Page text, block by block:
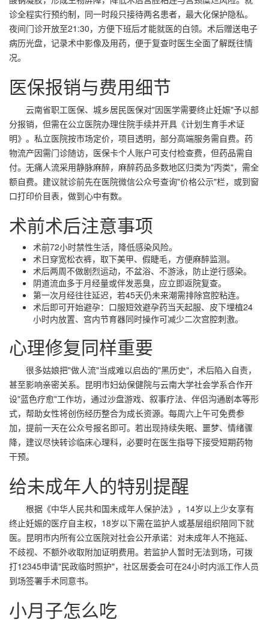
诊全程实行预约制，同一时段只接待两名患者，最大化保护隐私。
夜间门诊开放至21:30，方便下班后才能就医的白领。术后赠送电子
病历光盘，记录术中影像及用药，便于复查时医生全面了解既往情
况。
医保报销与费用细节
云南省职工医保、城乡居民医保对"因医学需要终止妊娠"予以部
分报销，但需在公立医院办理住院手续并开具《计划生育手术证
明》。私立医院按市场定价，项目透明，部分高端服务需自费。药
物流产因需门诊随访，医保卡个人账户可支付检查费，但药品需自
付。无痛人流采用静脉麻醉，麻醉药品多数地区归类为"丙类"，需全
额自费。建议就诊前先在医院微信公众号查询"价格公示"栏，或到窗
口打印价目表，做到心中有数。
术前术后注意事项
术前72小时禁性生活，降低感染风险。
术日穿宽松衣裤，取下美甲、假睫毛，方便麻醉监测。
术后两周不做剧烈运动，不盆浴、不游泳，防止逆行感染。
阴道流血多于月经量或伴发恶臭，应立即返院复查。
第一次月经往往延迟，若45天仍未来潮需排除宫腔粘连。
术后即可开始避孕：口服短效避孕药当天起服、皮下埋植24
小时内放置、宫内节育器同时操作可减少二次宫腔刺激。
心理修复同样重要
很多姑娘把"做人流"当成难以启齿的"黑历史"，术后陷入自责，
甚至影响亲密关系。昆明市妇幼保健院与云南大学社会学系合作开
设"蓝色疗愈"工作坊，通过沙盘游戏、叙事疗法、伴侣沟通剧本等形
式，帮助女性将创伤经历整合为成长资源。每周六上午可免费参
加，提前一天在公众号报名即可。若出现持续失眠、噩梦、情绪骤
降，建议尽快转诊临床心理科，必要时在医生指导下接受短期药物
干预。
给未成年人的特别提醒
根据《中华人民共和国未成年人保护法》，14岁以上少女享有
终止妊娠的医疗自主权，18岁以下需在监护人或基层组织陪同下就
医。昆明市内所有公立医院对社会公开承诺：对未成年人不拖延、
不歧视、不额外收取附加证明费用。若监护人暂时无法到场，可拨
打12345申请"民政临时照护"，社区居委会可在24小时内派工作人员
到场签署手术同意书。
小月子怎么吃